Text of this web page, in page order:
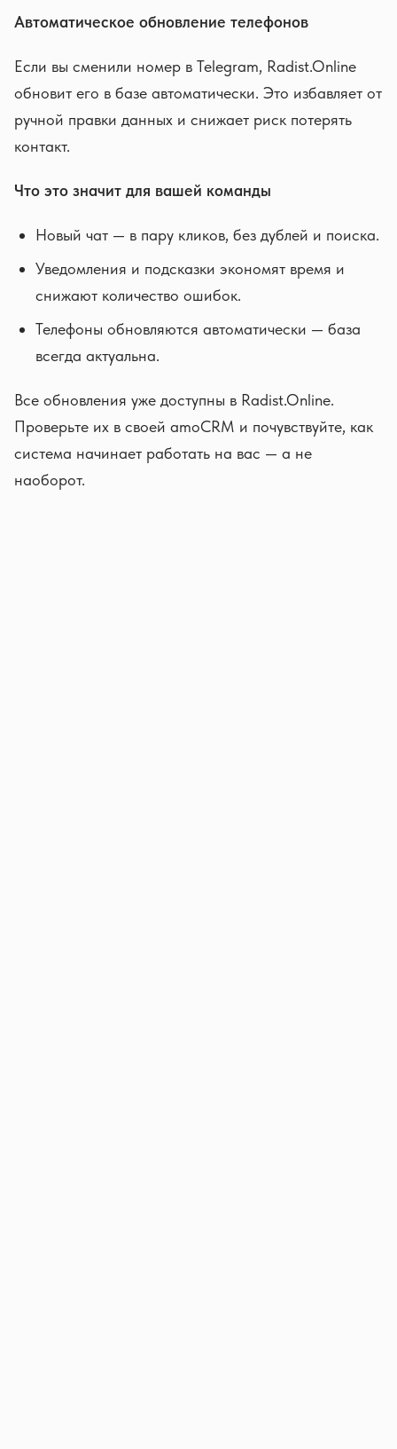
Автоматическое обновление телефонов
Если вы сменили номер в Telegram, Radist.Online
обновит его в базе автоматически. Это избавляет от
ручной правки данных и снижает риск потерять
контакт.
Что это значит для вашей команды
Новый чат — в пару кликов, без дублей и поиска.
Уведомления и подсказки экономят время и
снижают количество ошибок.
Телефоны обновляются автоматически — база
всегда актуальна.
Все обновления уже доступны в Radist.Online.
Проверьте их в своей amoCRM и почувствуйте, как
система начинает работать на вас — а не
наоборот.